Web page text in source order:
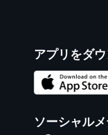
アプリをダ
ソーシャル